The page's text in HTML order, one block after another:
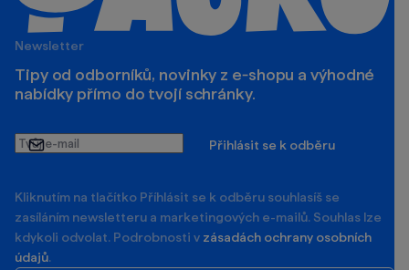
Newsletter
Tipy od odborníků, novinky z e‑shopu a výhodné
nabídky přímo do tvojí schránky.
Tvůj
e-
Přihlásit se k odběru
Kliknutím na tlačítko Příhlásit se k odběru souhlasíš se
zasíláním newsletteru a marketingových e-mailů. Souhlas lze
kdykoli odvolat. Podrobnosti v zásadách ochrany osobních
údajů.